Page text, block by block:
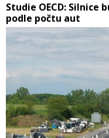
​Studie OECD: Silnice
podle počtu aut